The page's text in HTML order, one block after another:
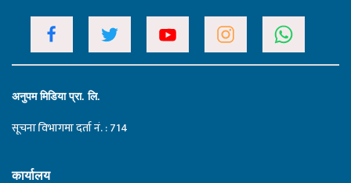
अनुपम मिडिया प्रा. लि.
सूचना विभागमा दर्ता नं. : 714
कार्यालय